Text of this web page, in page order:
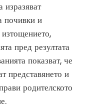
изразяват
почивки и
пред резултата
показват, че
представянето и
родителското